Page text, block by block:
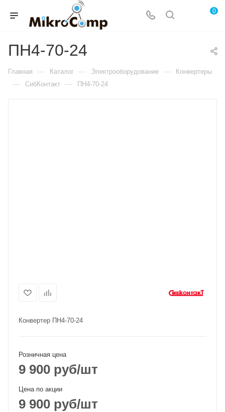
0
ПН4-70-24
Главная — Каталог — Электрооборудование — Конвертеры
— СибКонтакт — ПН4-70-24
Конвертер ПН4-70-24
Розничная цена
9 900 руб/шт
Цена по акции
9 900 руб/шт